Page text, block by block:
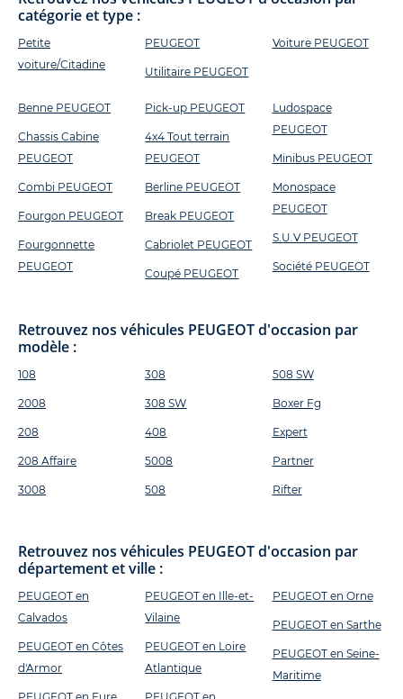
catégorie et type :
Petite
voiture/Citadine
PEUGEOT
Utilitaire PEUGEOT
Voiture PEUGEOT
Benne PEUGEOT
Chassis Cabine
PEUGEOT
Combi PEUGEOT
Fourgon PEUGEOT
Fourgonnette
PEUGEOT
Pick-up PEUGEOT
4x4 Tout terrain
PEUGEOT
Berline PEUGEOT
Break PEUGEOT
Cabriolet PEUGEOT
Coupé PEUGEOT
Ludospace
PEUGEOT
Minibus PEUGEOT
Monospace
PEUGEOT
S.U.V PEUGEOT
Société PEUGEOT
Retrouvez nos véhicules PEUGEOT d'occasion par
modèle :
108
2008
208
208 Affaire
3008
308
308 SW
408
5008
508
508 SW
Boxer Fg
Expert
Partner
Rifter
Retrouvez nos véhicules PEUGEOT d'occasion par
département et ville :
PEUGEOT en
Calvados
PEUGEOT en Côtes
d'Armor
PEUGEOT en Ille-et-
Vilaine
PEUGEOT en Loire
Atlantique
PEUGEOT en Orne
PEUGEOT en Sarthe
PEUGEOT en Seine-
Maritime